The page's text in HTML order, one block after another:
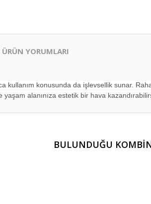
ÜRÜN YORUMLARI
kullanım konusunda da işlevsellik sunar.
yaşam alanınıza estetik bir hava
Bu ürüne ilk yorumu siz
Ürün hakkında henüz soru
BULUNDUĞU